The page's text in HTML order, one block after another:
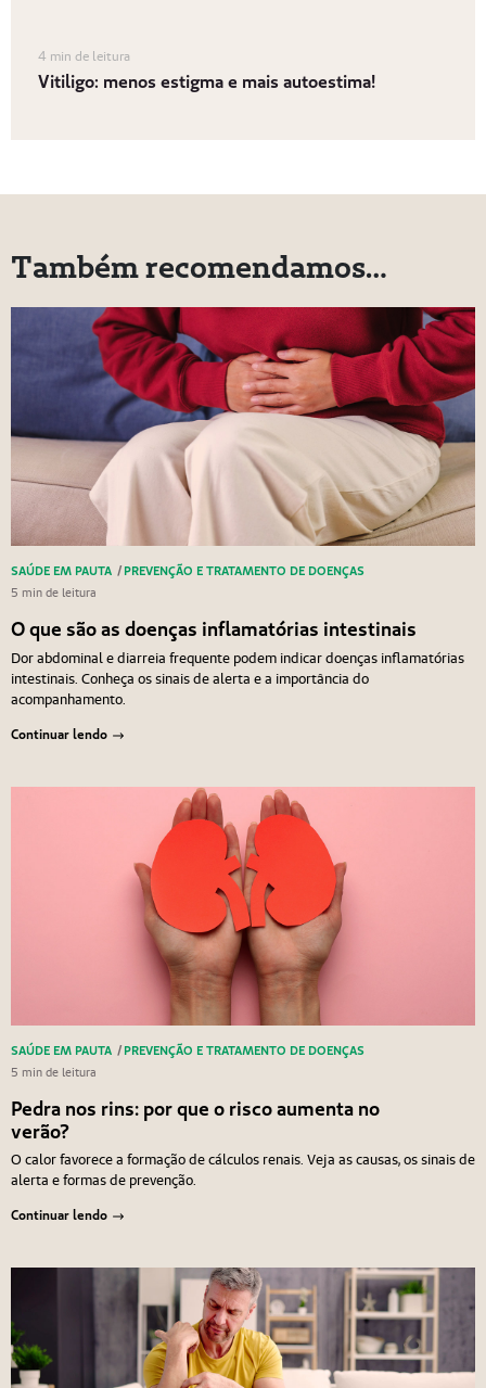
4 min de leitura
Vitiligo: menos estigma e mais autoestima!
Também recomendamos…
SAÚDE EM PAUTA / PREVENÇÃO E TRATAMENTO DE DOENÇAS
5 min de leitura
O que são as doenças inflamatórias intestinais
Dor abdominal e diarreia frequente podem indicar doenças inflamatórias
intestinais. Conheça os sinais de alerta e a importância do
acompanhamento.
Continuar lendo
SAÚDE EM PAUTA / PREVENÇÃO E TRATAMENTO DE DOENÇAS
5 min de leitura
Pedra nos rins: por que o risco aumenta no
verão?
O calor favorece a formação de cálculos renais. Veja as causas, os sinais de
alerta e formas de prevenção.
Continuar lendo